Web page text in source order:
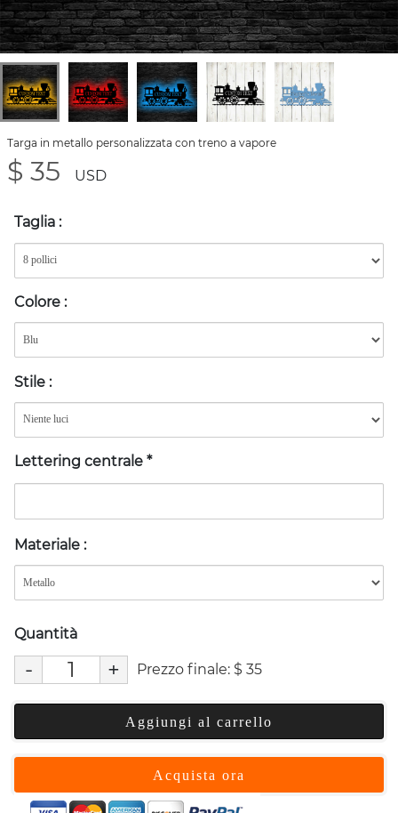
Targa in metallo personalizzata con treno a vapore
$ 35 USD
Taglia :
Colore :
Stile :
Lettering centrale *
Materiale :
Quantità
- + Prezzo finale: $ 35
Aggiungi al carrello
Acquista ora